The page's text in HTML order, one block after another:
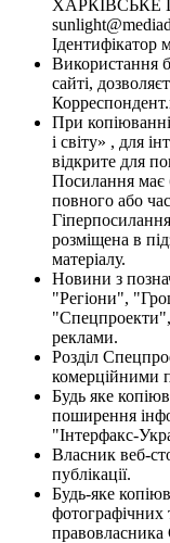
ХАРКІВСЬКЕ
Ідентифікатор
Використання
сайті,
При
і світу» , для
відкрите для
Посилання має
повного або
розміщена в
матеріалу.
Новини з
"Регіони",
реклами.
Розділ
комерційними
Будь яке
поширення
"Інтерфакс-
Власник веб-
публікації.
Будь-яке
фотографічних
правовласника